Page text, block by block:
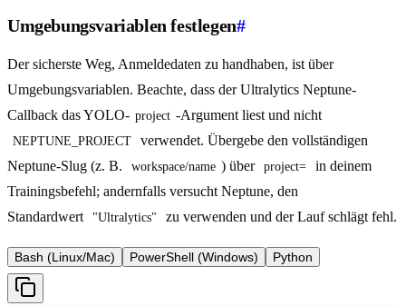
Umgebungsvariablen festlegen#
Der sicherste Weg, Anmeldedaten zu handhaben, ist über
Umgebungsvariablen. Beachte, dass der Ultralytics Neptune-
Callback das YOLO- project -Argument liest und nicht
NEPTUNE_PROJECT
verwendet. Übergebe den vollständigen
Neptune-Slug (z. B.
workspace/name ) über project=
in deinem
Trainingsbefehl; andernfalls versucht Neptune, den
Standardwert
"Ultralytics" zu verwenden und der Lauf schlägt fehl.
Bash (Linux/Mac) PowerShell (Windows) Python